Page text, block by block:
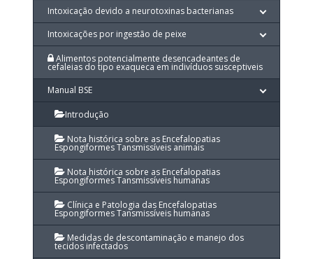
Intoxicação devido a neurotoxinas bacterianas
Intoxicações por ingestão de peixe
Alimentos potencialmente desencadeantes de
cefaleias do tipo exaqueca em indivíduos susceptiveis
Manual BSE
Introdução
Nota histórica sobre as Encefalopatias
Espongiformes Tansmissíveis animais
Nota histórica sobre as Encefalopatias
Espongiformes Tansmissíveis humanas
Clínica e Patologia das Encefalopatias
Espongiformes Tansmissíveis humanas
Medidas de descontaminação e manejo dos
tecidos infectados